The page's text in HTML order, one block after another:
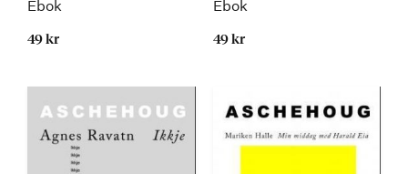
Ebok
49 kr
Ebok
49 kr